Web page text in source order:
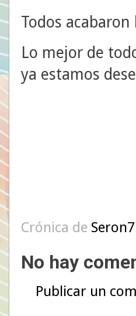
Todos
Lo mejor de
ya estamos
Crónica de
No hay
Publicar un